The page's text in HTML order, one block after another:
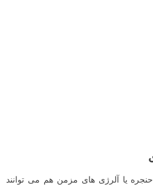
یا آلرژی‌ های مزمن هم می‌ توانند